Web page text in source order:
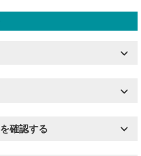
確認する